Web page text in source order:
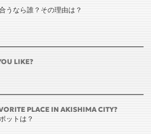
うなら誰？その理由は？
LIKE?
PLACE IN AKISHIMA CITY?
ットは？